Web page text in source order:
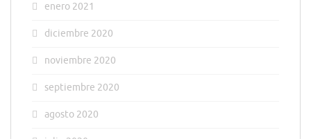
enero 2021
diciembre 2020
noviembre 2020
septiembre 2020
agosto 2020